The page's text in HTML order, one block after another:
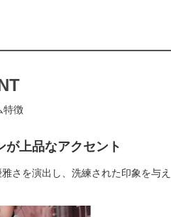
特徴
が上品なアクセント
さを演出し、洗練された印象を与え